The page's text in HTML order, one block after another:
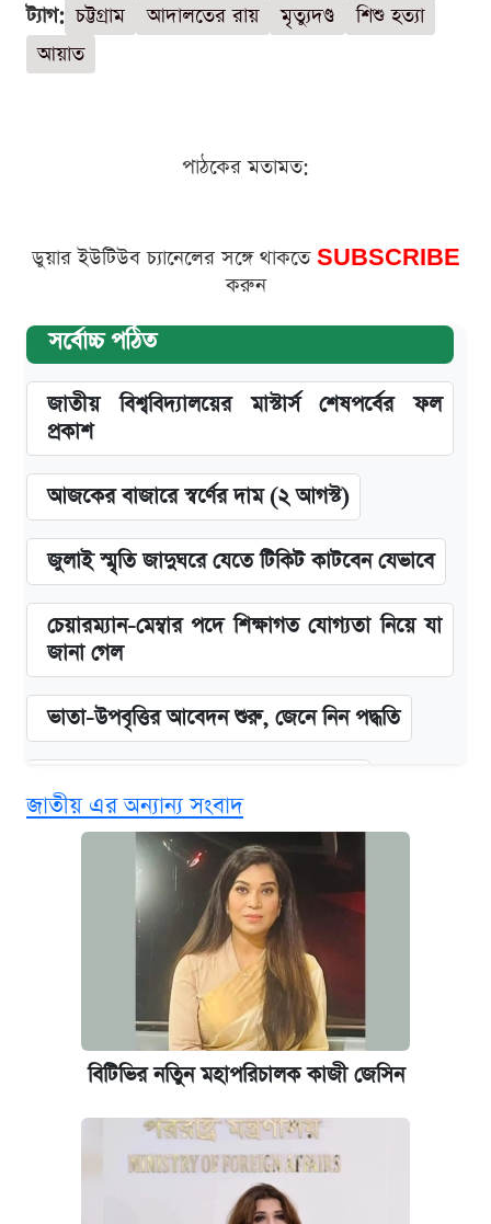
ট্যাগ: চট্টগ্রাম আদালতের রায় মৃত্যুদণ্ড
শিশু হত্যা
আয়াত
পাঠকের মতামত:
ডুয়ার ইউটিউব চ্যানেলের সঙ্গে থাকতে SUBSCRIBE
করুন
সর্বোচ্চ পঠিত
জাতীয় বিশ্ববিদ্যালয়ের মাস্টার্স শেষপর্বের ফল
প্রকাশ
আজকের বাজারে স্বর্ণের দাম (২ আগস্ট)
জুলাই স্মৃতি জাদুঘরে যেতে টিকিট কাটবেন যেভাবে
চেয়ারম্যান-মেম্বার পদে শিক্ষাগত যোগ্যতা নিয়ে যা
জানা গেল
ভাতা-উপবৃত্তির আবেদন শুরু, জেনে নিন পদ্ধতি
‘গুলশানের চামেলি’ তে যৌনকর্মীর দালাল অ্যাডলফ
আজ শুক্রবার রাজধানীর যেসব মার্কেট-দোকানপাট
কবে শুরু হচ্ছে ঢাবির ভর্তি আবেদন, জানাল কর্তৃপক্ষ
আজকের বাজারে স্বর্ণের দাম (৪ আগস্ট)
নবম জাতীয় পে-স্কেল নিয়ে সর্বশেষ যা জানা গেল
জাতীয় এর অন্যান্য সংবাদ
বিটিভির নতিুন মহাপরিচালক কাজী জেসিন